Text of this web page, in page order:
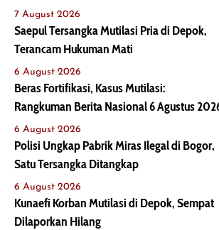
7 August 2026
Saepul Tersangka Mutilasi Pria di Depok,
Terancam Hukuman Mati
6 August 2026
Beras Fortifikasi, Kasus Mutilasi:
Rangkuman Berita Nasional 6 Agustus
6 August 2026
Polisi Ungkap Pabrik Miras Ilegal di Bogor,
Satu Tersangka Ditangkap
6 August 2026
Kunaefi Korban Mutilasi di Depok, Sempat
Dilaporkan Hilang